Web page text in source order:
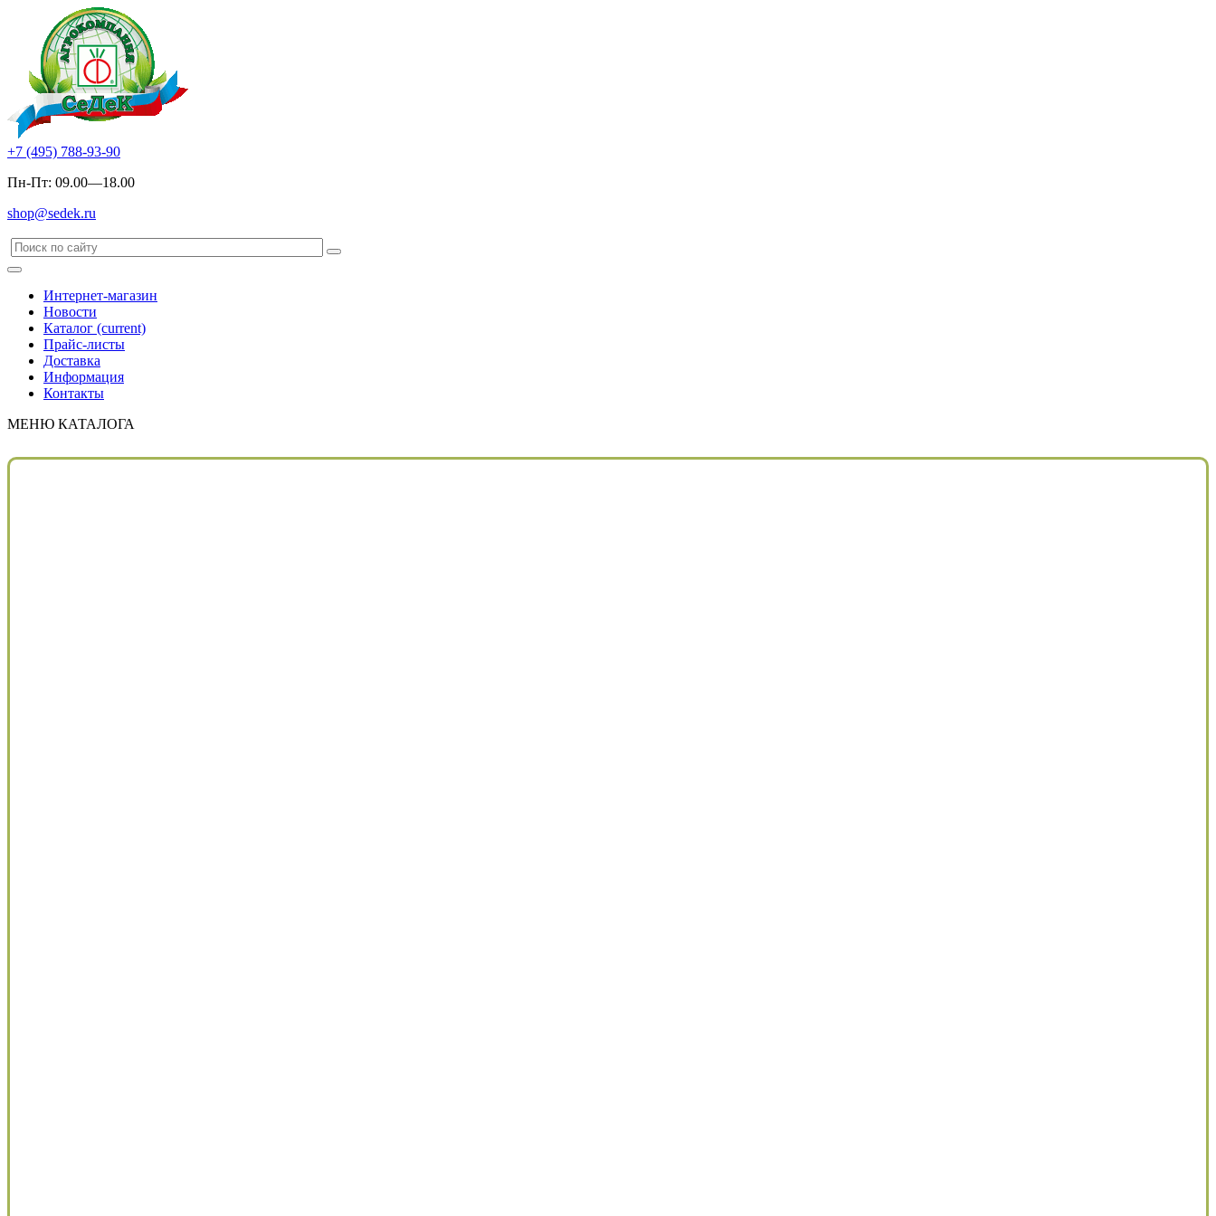
+7 (495) 788-93-90
Пн-Пт: 09.00—18.00
shop@sedek.ru
Интернет-магазин
Новости
Каталог (current)
Прайс-листы
Доставка
Информация
Контакты
МЕНЮ КАТАЛОГА